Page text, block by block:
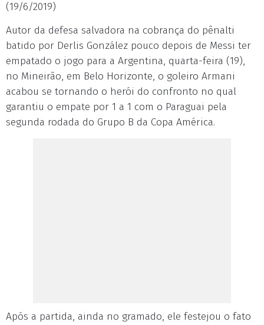
(19/6/2019)
Autor da defesa salvadora na cobrança do pênalti
batido por Derlis González pouco depois de Messi ter
empatado o jogo para a Argentina, quarta-feira (19),
no Mineirão, em Belo Horizonte, o goleiro Armani
acabou se tornando o herói do confronto no qual
garantiu o empate por 1 a 1 com o Paraguai pela
segunda rodada do Grupo B da Copa América.
Após a partida, ainda no gramado, ele festejou o fato